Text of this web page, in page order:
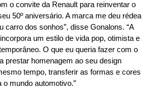
o convite da Renault para reinventar o
50º aniversário. A marca me deu rédea
carro dos sonhos”, disse Gonalons. “A
um estilo de vida pop, otimista e
O que eu queria fazer com o
prestar homenagem ao seu design
tempo, transferir as formas e cores
mundo automotivo.”